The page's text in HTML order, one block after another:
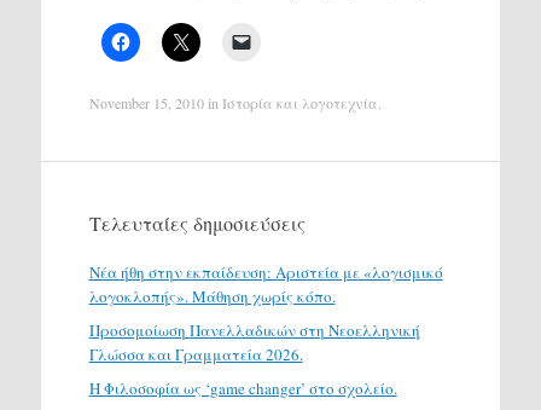
November 15, 2010in Ιστορία και λογοτεχνία
Τελευταίες δημοσιεύσεις
Νέα ήθη στην εκπαίδευση: Αριστεία με «λογισμικό
λογοκλοπής». Μάθηση χωρίς κόπο.
Προσομοίωση Πανελλαδικών στη Νεοελληνική
Γλώσσα και Γραμματεία 2026.
H Φιλοσοφία ως ‘game changer’ στο σχολείο.